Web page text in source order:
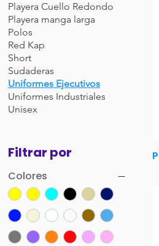
Playera Cuello Redondo
Playera manga larga
Polos
Red Kap
Short
Sudaderas
Uniformes Ejecutivos
Uniformes Industriales
Unisex
Filtrar por
Colores